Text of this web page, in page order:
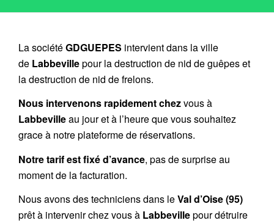
La sociétéGDGUEPES intervient dans la ville
de Labbevillepour la destruction de nid de guêpes et
la destruction de nid de frelons.
Nous intervenons rapidement chezvous à
Labbevilleau jour et à l’heure que vous souhaitez
grace à notre plateforme de réservations.
Notre tarif est fixé d’avance, pas de surprise au
moment de la facturation.
Nous avons des techniciens dans leVal d’Oise (95)
prêt à intervenir chez vous à Labbevillepour détruire